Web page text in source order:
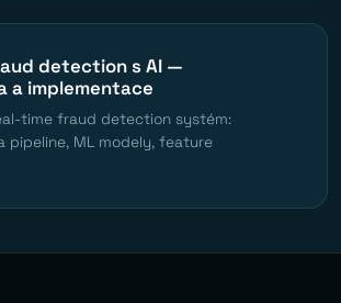
detection s AI —
a implementace
time fraud detection systém:
pipeline, ML modely, feature